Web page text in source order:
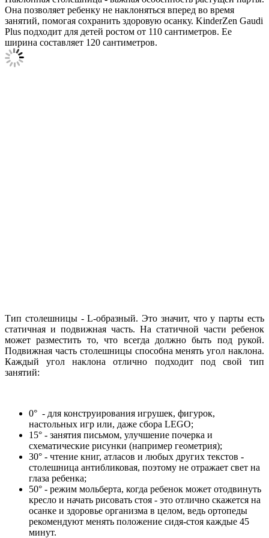
Она позволяет ребенку не наклоняться вперед во время
занятий, помогая сохранить здоровую осанку. KinderZen Gaudi
Plus подходит для детей ростом от 110 сантиметров. Ее
ширина составляет 120 сантиметров.
Тип столешницы - L-образный. Это значит, что у парты есть
статичная и подвижная часть. На статичной части ребенок
может разместить то, что всегда должно быть под рукой.
Подвижная часть столешницы способна менять угол наклона.
Каждый угол наклона отлично подходит под свой тип
занятий:
0° - для конструирования игрушек, фигурок,
настольных игр или, даже сбора LEGO;
15° - занятия письмом, улучшение почерка и
схематические рисунки (например геометрия);
30° - чтение книг, атласов и любых других текстов -
столешница антибликовая, поэтому не отражает свет на
глаза ребенка;
50° - режим мольберта, когда ребенок может отодвинуть
кресло и начать рисовать стоя - это отлично скажется на
осанке и здоровье организма в целом, ведь ортопеды
рекомендуют менять положение сидя-стоя каждые 45
минут.